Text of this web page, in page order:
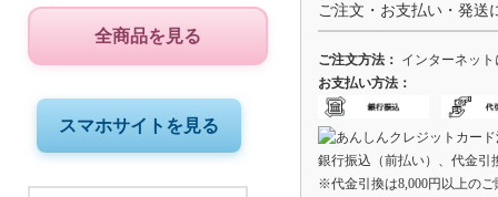
ご注文・お支払い・発送
ご注文方法： インターネッ
お支払い方法：
銀行振込（前払い）、代金引
※代金引換は8,000円以上の
全商品を見る
スマホサイトを見る